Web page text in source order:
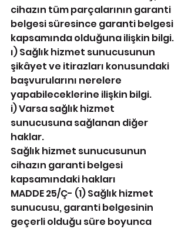
cihazın tüm parçalarının garanti
belgesi süresince garanti belgesi
kapsamında olduğuna ilişkin bilgi.
ı) Sağlık hizmet sunucusunun
şikâyet ve itirazları konusundaki
başvurularını nerelere
yapabileceklerine ilişkin bilgi.
i) Varsa sağlık hizmet
sunucusuna sağlanan diğer
haklar.
Sağlık hizmet sunucusunun
cihazın garanti belgesi
kapsamındaki hakları
MADDE 25/Ç- (1) Sağlık hizmet
sunucusu, garanti belgesinin
geçerli olduğu süre boyunca